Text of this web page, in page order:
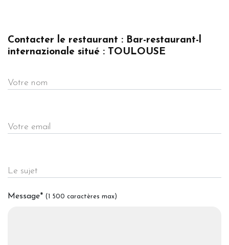
Contacter le restaurant : Bar-restaurant-l
internazionale situé : TOULOUSE
Votre nom
Votre email
Le sujet
Message* (1 500 caractères max)